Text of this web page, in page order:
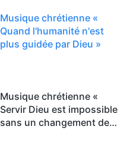
Musique chrétienne «
Quand l'humanité n'est
plus guidée par Dieu »
Musique chrétienne «
Servir Dieu est impossible
sans un changement de